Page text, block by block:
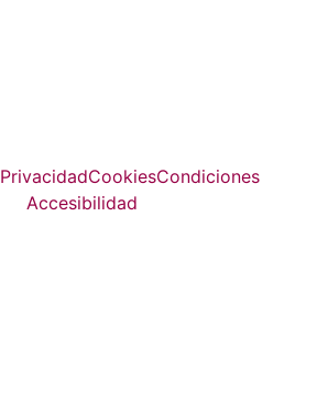
PrivacidadCookiesCondiciones
Accesibilidad